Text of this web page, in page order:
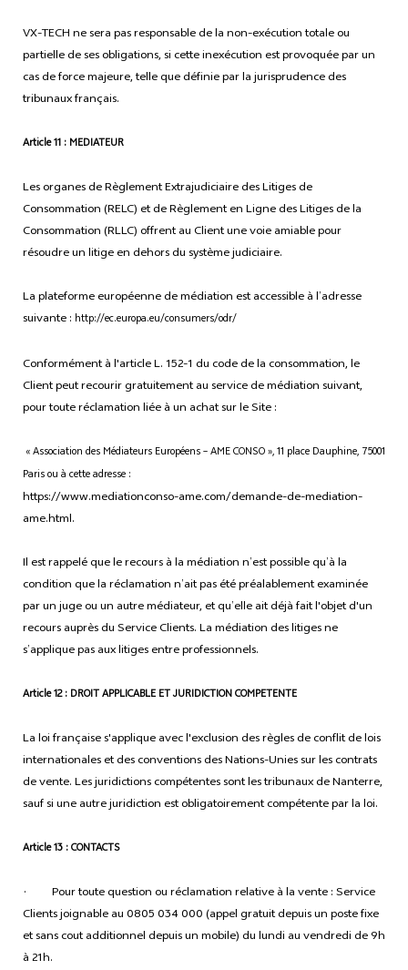
VX-TECH ne sera pas responsable de la non-exécution totale ou
partielle de ses obligations, si cette inexécution est provoquée par un
cas de force majeure, telle que définie par la jurisprudence des
tribunaux français.
Article 11 : MEDIATEUR
Les organes de Règlement Extrajudiciaire des Litiges de
Consommation (RELC) et de Règlement en Ligne des Litiges de la
Consommation (RLLC) offrent au Client une voie amiable pour
résoudre un litige en dehors du système judiciaire.
La plateforme européenne de médiation est accessible à l’adresse
suivante : http://ec.europa.eu/consumers/odr/
Conformément à l'article L. 152-1 du code de la consommation, le
Client peut recourir gratuitement au service de médiation suivant,
pour toute réclamation liée à un achat sur le Site :
« Association des Médiateurs Européens – AME CONSO », 11 place Dauphine, 75001
Paris ou à cette adresse :
https://www.mediationconso-ame.com/demande-de-mediation-
ame.html.
Il est rappelé que le recours à la médiation n’est possible qu’à la
condition que la réclamation n’ait pas été préalablement examinée
par un juge ou un autre médiateur, et qu’elle ait déjà fait l'objet d'un
recours auprès du Service Clients. La médiation des litiges ne
s’applique pas aux litiges entre professionnels.
Article 12 : DROIT APPLICABLE ET JURIDICTION COMPETENTE
La loi française s'applique avec l'exclusion des règles de conflit de lois
internationales et des conventions des Nations-Unies sur les contrats
de vente. Les juridictions compétentes sont les tribunaux de Nanterre,
sauf si une autre juridiction est obligatoirement compétente par la loi.
Article 13 : CONTACTS
· Pour toute question ou réclamation relative à la vente : Service
Clients joignable au 0805 034 000 (appel gratuit depuis un poste fixe
et sans cout additionnel depuis un mobile) du lundi au vendredi de 9h
à 21h.